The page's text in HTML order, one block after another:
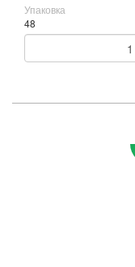
Упаковка
48